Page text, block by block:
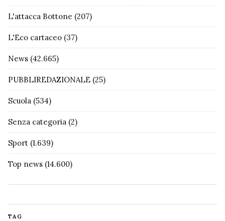
L'attacca Bottone (207)
L'Eco cartaceo (37)
News (42.665)
PUBBLIREDAZIONALE (25)
Scuola (534)
Senza categoria (2)
Sport (1.639)
Top news (14.600)
TAG